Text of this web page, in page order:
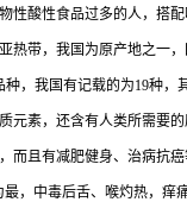
性酸性食品过多的人，搭
热带，我国为原产地之一
，我国有记载的为19种
元素，还含有人类所需要
而且有减肥健身、治病抗
，中毒后舌、喉灼热，